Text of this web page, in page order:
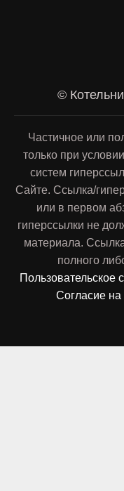
©
Частичное или
только при
систем
Сайте. Ссылка/
или в первом
гиперссылки не
материала.
полного
Пользовательское
Согласие